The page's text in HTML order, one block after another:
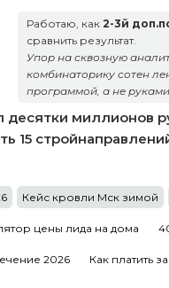
Работаю, как 2-3й
сравнить результат.
Упор на сквозную
комбинаторику сотен
программой, а не руками
миллионов
15
Кейс кровли Мск зимой
цены лида на дома
2026 Как платить